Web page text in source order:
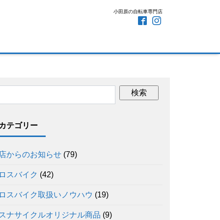
小田原の自転車専門店
テゴリー
からのお知らせ (79)
スバイク (42)
スバイク取扱いノウハウ (19)
ナサイクルオリジナル商品 (9)